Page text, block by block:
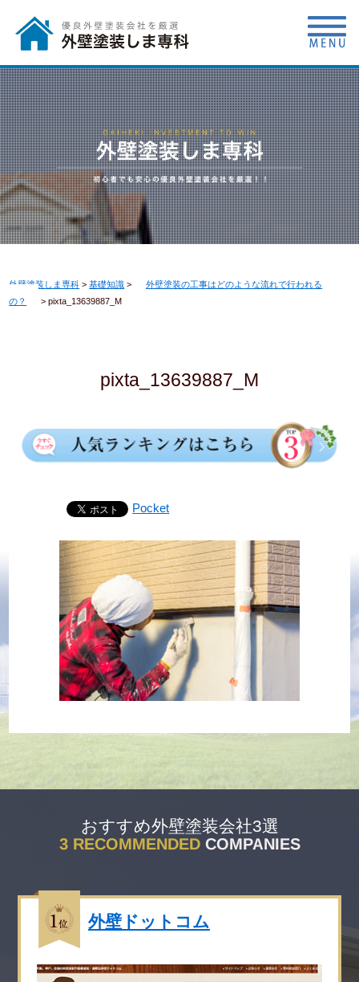
外壁塗装しま専科 >基礎知識 >
外壁塗装の工事はどのような流れで行われる
の？
>pixta_13639887_M
pixta_13639887_M
Pocket
おすすめ外壁塗装会社3選
外壁ドットコム